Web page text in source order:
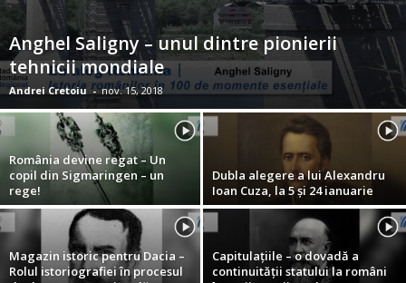
Anghel Saligny – unul dintre pionierii
tehnicii mondiale
Andrei Cretoiu - nov. 15, 2018
România devine regat – Un
copil din Sigmaringen – un
rege!
Dubla alegere a lui Alexandru
Ioan Cuza, la 5 şi 24 ianuarie
Magazin istoric pentru Dacia –
Rolul istoriografiei în procesul
Capitulaţiile – o dovadă a
continuităţii statului la români